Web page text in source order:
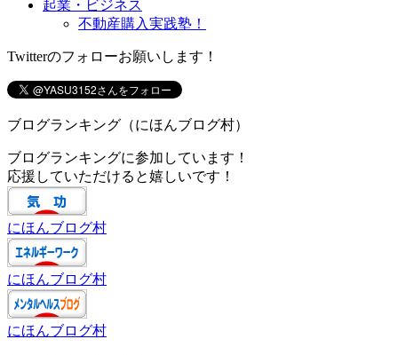
起業・ビジネス
不動産購入実践塾！
Twitterのフォローお願いします！
ブログランキング（にほんブログ村）
ブログランキングに参加しています！
応援していただけると嬉しいです！
にほんブログ村
にほんブログ村
にほんブログ村